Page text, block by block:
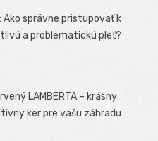
Ako správne pristupovať k
a problematickú pleť?
LAMBERTA – krásny
ker pre vašu záhradu